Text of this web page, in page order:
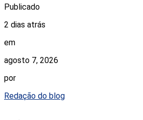
Publicado
2 dias atrás
em
agosto 7, 2026
por
Redação do blog